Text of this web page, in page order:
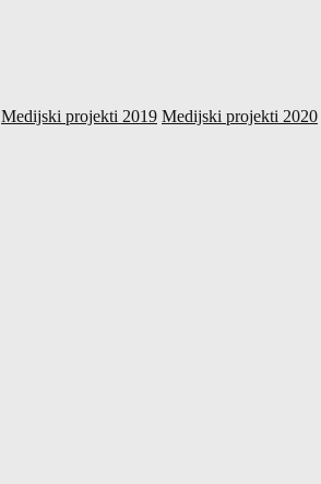
Medijski projekti 2019 Medijski projekti 2020